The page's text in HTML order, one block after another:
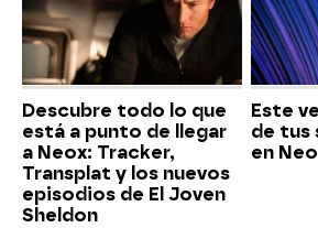
Descubre todo lo que
está a punto de llegar
a Neox: Tracker,
Transplat y los nuevos
episodios de El Joven
Sheldon
Este
de tus
en